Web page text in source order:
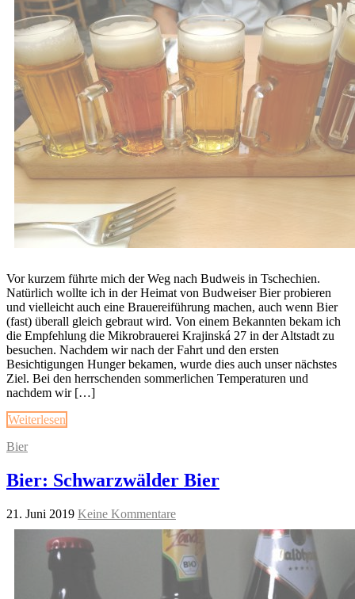
Vor kurzem führte mich der Weg nach Budweis in Tschechien.
Natürlich wollte ich in der Heimat von Budweiser Bier probieren
und vielleicht auch eine Brauereiführung machen, auch wenn Bier
(fast) überall gleich gebraut wird. Von einem Bekannten bekam ich
die Empfehlung die Mikrobrauerei Krajinská 27 in der Altstadt zu
besuchen. Nachdem wir nach der Fahrt und den ersten
Besichtigungen Hunger bekamen, wurde dies auch unser nächstes
Ziel. Bei den herrschenden sommerlichen Temperaturen und
nachdem wir […]
Weiterlesen
Bier
Bier: Schwarzwälder Bier
21. Juni 2019 Keine Kommentare